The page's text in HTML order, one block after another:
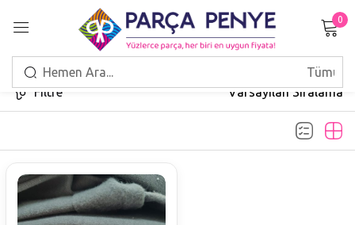
0
Filtre Varsayılan Sıralama
Giriş Yap